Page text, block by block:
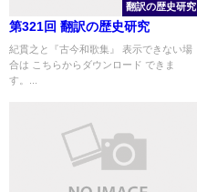
翻訳の歴史研究
第321回 翻訳の歴史研究
紀貫之と『古今和歌集』 表示できない場
合は こちらからダウンロード できま
す。...